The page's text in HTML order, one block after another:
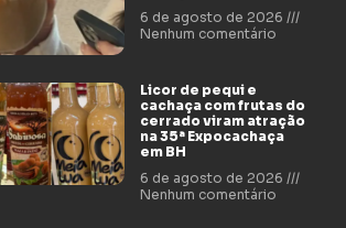
6 de agosto de 2026
Nenhum comentário
Licor de pequi e
cachaça com frutas do
cerrado viram atração
na 35ª Expocachaça
em BH
6 de agosto de 2026
Nenhum comentário